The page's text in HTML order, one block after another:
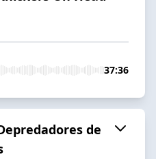
37:36
de